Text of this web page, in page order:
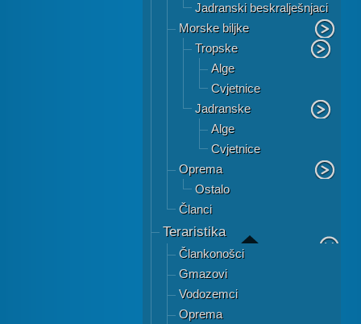
Jadranski beskralješnjaci
Morske biljke
Tropske
Alge
Cvjetnice
Jadranske
Alge
Cvjetnice
Oprema
Ostalo
Članci
Teraristika
Člankonošci
Gmazovi
Vodozemci
Oprema